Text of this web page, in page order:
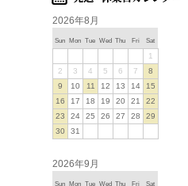
2026年8月
Sun Mon Tue Wed Thu Fri Sat
1
2
3 4 5 6 7
8
9
10 11 12 13 14
15
16
17 18 19 20 21
22
23
24 25 26 27 28
29
30
31
2026年9月
Sun Mon Tue Wed Thu Fri Sat